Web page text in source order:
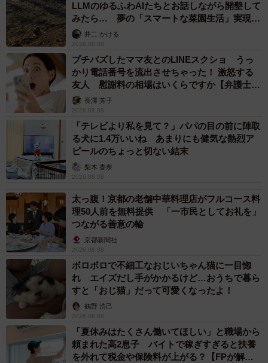
LLMのゆるふわAIたちとお話しながら開墾して
みたら… 夢の「スマートな菜園生活」実現な
るか井二 かける
2026.08.08
プチバズしたママ友とのLINEスクショ うっ
かり電話番号を流出させちゃった！ 激怒する
友人 慰謝料の相場はいくらですか【弁護士が
解説】長澤 芳子
2026.08.08
「テレビより私を見て？」パパの目の前に陣取
る犬に1.4万いいね あまりにも健気な熱烈ア
ピールのちょっと切ない結末
梨木 香奈
2026.08.08
太っ腹！京都の老舗中華料理店がフルコース料
理50人前を無料提供 「一市民としてお礼を」
つながる善意の輪
京都新聞社
2026.08.08
ボロボロで不細工なおじいちゃん猫に一目惚
れ エイズだし手がかかるけど…おうちで暮ら
すと「おじ猫」だって可愛くなったよ！
鶴野 浩己
2026.08.08
「夏休みはたくさん働いてほしい」と職場から
頼まれた高2息子 バイトで稼ぎすぎると扶養
を外れて税金や保険料が上がる？【FPが解